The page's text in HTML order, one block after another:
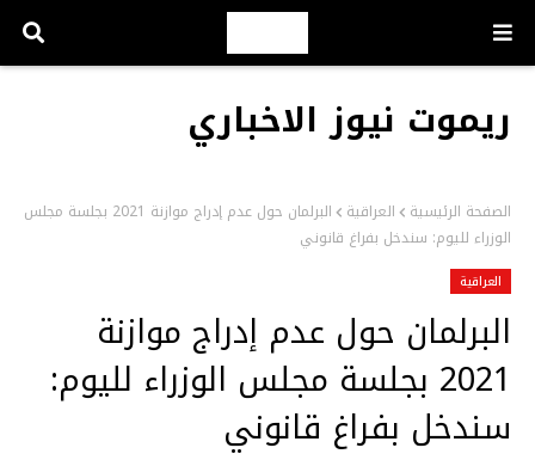
ريموت نيوز الاخباري
الصفحة الرئيسية العراقية
البرلمان حول عدم إدراج موازنة 2021 بجلسة مجلس
الوزراء لليوم: سندخل بفراغ قانوني
العراقية
البرلمان حول عدم إدراج موازنة
2021 بجلسة مجلس الوزراء لليوم:
سندخل بفراغ قانوني